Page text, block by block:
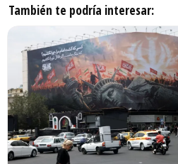
También te podría interesar: